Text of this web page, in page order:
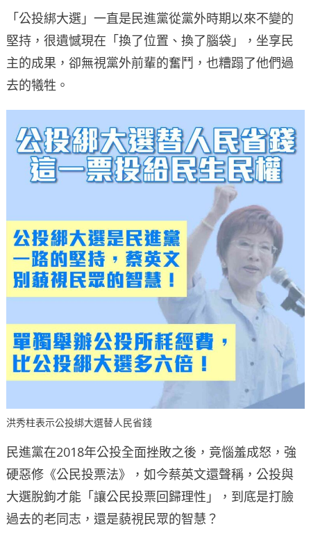
「公投綁大選」一直是民進黨從黨外時期以來不變的
堅持，很遺憾現在「換了位置、換了腦袋」，坐享民
主的成果，卻無視黨外前輩的奮鬥，也糟蹋了他們過
去的犧牲。
洪秀柱表示公投綁大選替人民省錢
民進黨在2018年公投全面挫敗之後，竟惱羞成怒，強
硬惡修《公民投票法》，如今蔡英文還聲稱，公投與
大選脫鉤才能「讓公民投票回歸理性」，到底是打臉
過去的老同志，還是藐視民眾的智慧？